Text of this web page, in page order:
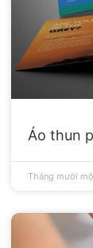
Áo thun
Tháng mười